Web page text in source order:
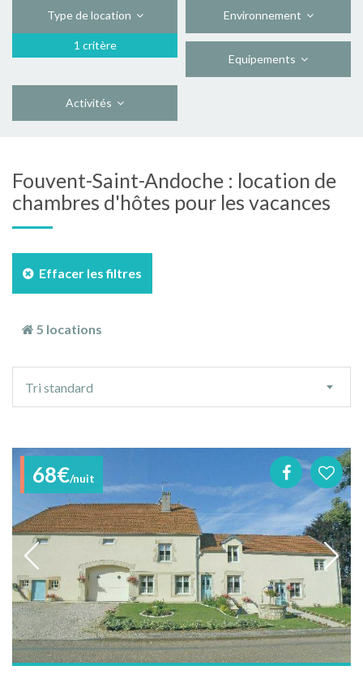
Type de location
1 critère
Environnement
Equipements
Activités
Fouvent-Saint-Andoche : location de
chambres d'hôtes pour les vacances
Effacer les filtres
5 locations
tri
Tri standard
68€/nuit